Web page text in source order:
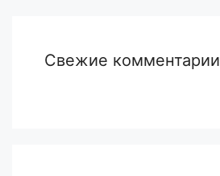
Свежие комментарии